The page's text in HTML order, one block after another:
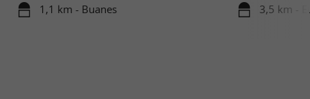
1,1 km - Buanes 3,5 km -